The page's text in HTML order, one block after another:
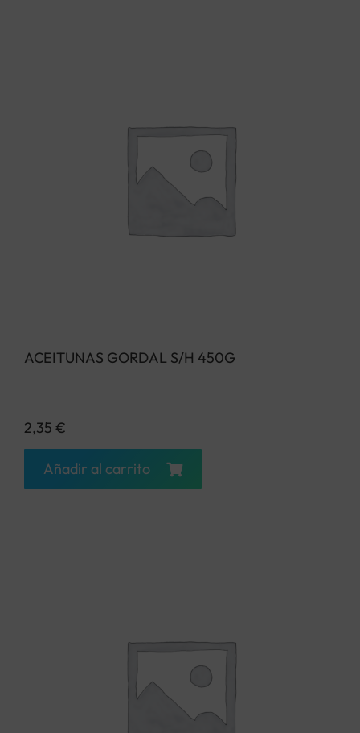
ACEITUNAS GORDAL S/H 450G
2,35 €
Añadir al carrito